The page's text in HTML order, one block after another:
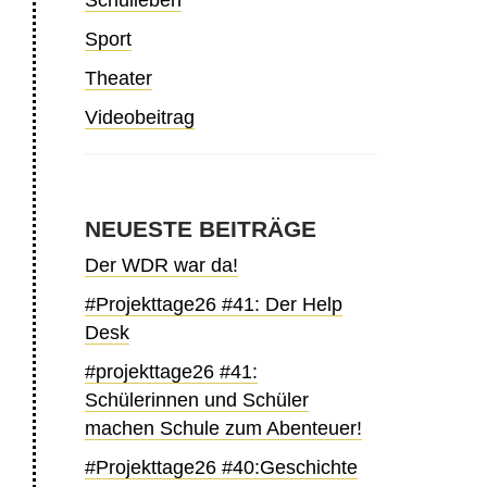
Sport
Theater
Videobeitrag
NEUESTE BEITRÄGE
Der WDR war da!
#Projekttage26 #41: Der Help
Desk
#projekttage26 #41:
Schülerinnen und Schüler
machen Schule zum Abenteuer!
#Projekttage26 #40:Geschichte